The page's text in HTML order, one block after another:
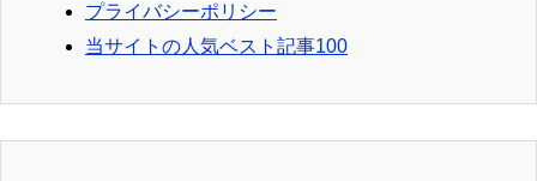
プライバシーポリシー
当サイトの人気ベスト記事100